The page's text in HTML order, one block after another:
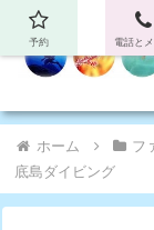
ホーム フ
底島ダイビング
予約 電話と